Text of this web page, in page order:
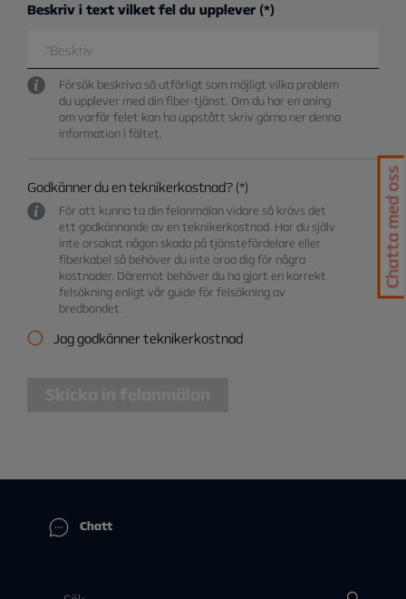
Beskriv i text vilket fel du upplever
Försök beskriva så utförligt som möjligt vilka problem
du upplever med din fiber-tjänst. Om du har en aning
om varför felet kan ha uppstått skriv gärna ner denna
information i fältet.
Godkänner du en teknikerkostnad?
För att kunna ta din felanmälan vidare så krävs det
ett godkännande av en teknikerkostnad. Har du själv
inte orsakat någon skada på tjänstefördelare eller
fiberkabel så behöver du inte oroa dig för några
kostnader. Däremot behöver du ha gjort en korrekt
felsökning enligt vår guide för felsökning av
bredbandet.
Jag godkänner teknikerkostnad
Chatt
Chatta med oss